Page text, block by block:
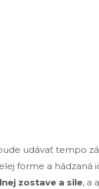
udávať tempo
forme a hádzaná
zostave a sile, a